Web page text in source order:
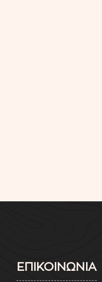
ΕΠΙΚΟΙΝΩΝΙΑ